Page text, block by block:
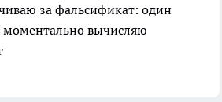
за фальсификат: один
моментально вычисляю